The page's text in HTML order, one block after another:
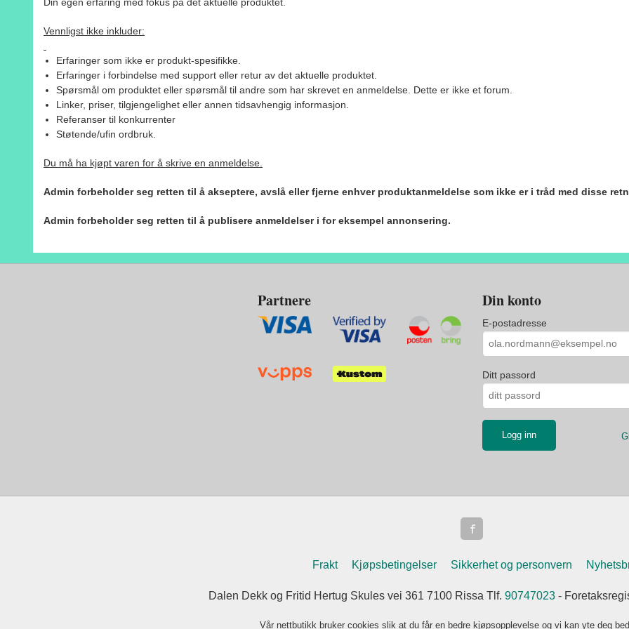
Vennligst ikke inkluder:
Erfaringer som ikke er produkt-spesifikke.
Erfaringer i forbindelse med support eller retur av det aktuelle produktet.
Spørsmål om produktet eller spørsmål til andre som har skrevet en anmeldelse. Dette er ikke et forum.
Linker, priser, tilgjengelighet eller annen tidsavhengig informasjon.
Referanser til konkurrenter
Støtende/ufin ordbruk.
Du må ha kjøpt varen for å skrive en anmeldelse.
Admin forbeholder seg retten til å akseptere, avslå eller fjerne enhver produktanmeldelse som ikke er i tråd med disse
Admin forbeholder seg retten til å publisere anmeldelser i for eksempel annonsering.
Partnere Din konto
E-postadresse
Ditt passord
Frakt Kjøpsbetingelser Sikkerhet og personvern
Dalen Dekk og Fritid Hertug Skules vei 361 7100 Rissa Tlf. 90747023 -
Vår nettbutikk bruker cookies slik at du får en bedre kjøpsopplevelse og vi kan yte deg